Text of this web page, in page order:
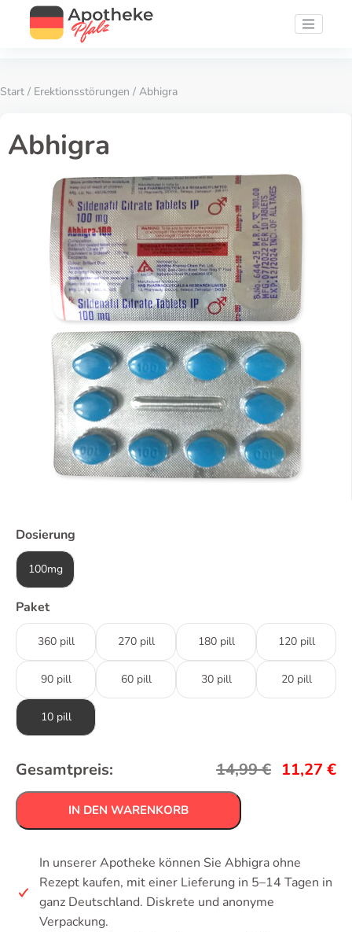
Start / Erektionsstörungen / Abhigra
Abhigra
Dosierung
100mg
Paket
360 pill 270 pill 180 pill 120 pill
90 pill 60 pill 30 pill 20 pill
10 pill
Gesamtpreis: 14,99€ 11,27 €
IN DEN WARENKORB
In unserer Apotheke können Sie Abhigra ohne
Rezept kaufen, mit einer Lieferung in 5–14 Tagen in
ganz Deutschland. Diskrete und anonyme
Verpackung.